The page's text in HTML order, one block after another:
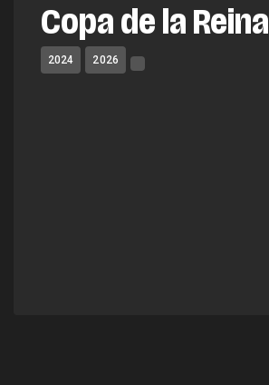
Copa de la Reina
2024 2026